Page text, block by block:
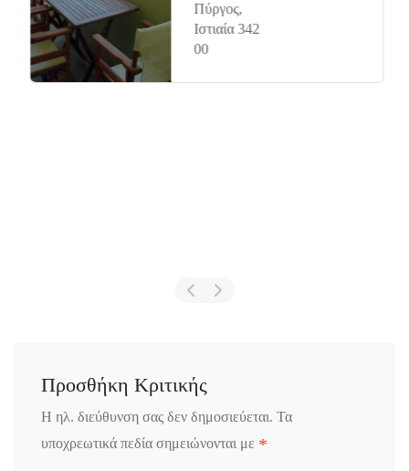
Πύργος,
Ιστιαία 342
00
Προσθήκη Κριτικής
Η ηλ. διεύθυνση σας δεν δημοσιεύεται. Τα
υποχρεωτικά πεδία σημειώνονται με *